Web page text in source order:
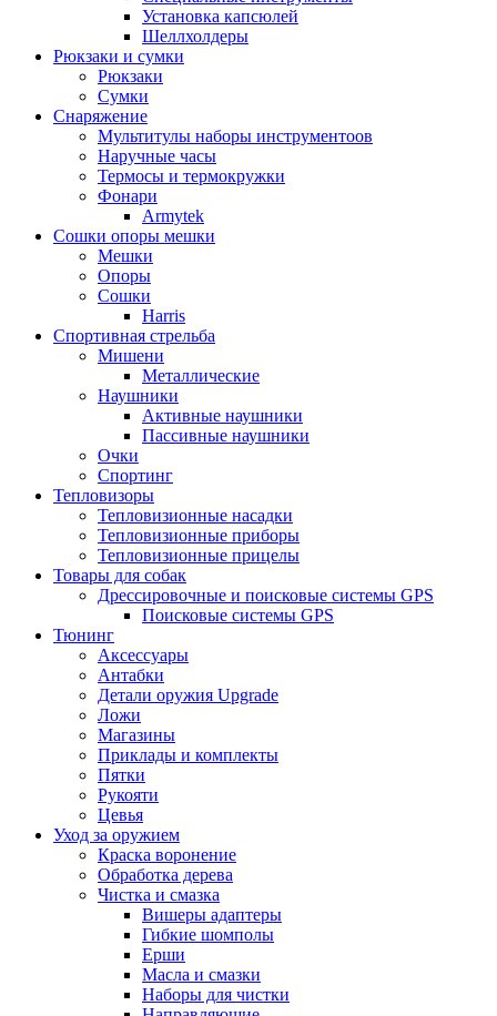
Установка капсюлей
Шеллхолдеры
Рюкзаки и сумки
Рюкзаки
Сумки
Снаряжение
Мультитулы наборы инструментоов
Наручные часы
Термосы и термокружки
Фонари
Armytek
Сошки опоры мешки
Мешки
Опоры
Сошки
Harris
Спортивная стрельба
Мишени
Металлические
Наушники
Активные наушники
Пассивные наушники
Очки
Спортинг
Тепловизоры
Тепловизионные насадки
Тепловизионные приборы
Тепловизионные прицелы
Товары для собак
Дрессировочные и поисковые системы GPS
Поисковые системы GPS
Тюнинг
Аксессуары
Антабки
Детали оружия Upgrade
Ложи
Магазины
Приклады и комплекты
Пятки
Рукояти
Цевья
Уход за оружием
Краска воронение
Обработка дерева
Чистка и смазка
Вишеры адаптеры
Гибкие шомполы
Ерши
Масла и смазки
Наборы для чистки